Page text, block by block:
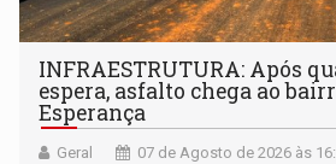
INFRAESTRUTURA: Após
espera, asfalto chega ao
Esperança
Geral 07 de Agosto de 2026 às